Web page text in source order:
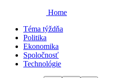
Home
Téma týždňa
Politika
Ekonomika
Spoločnosť
Technológie